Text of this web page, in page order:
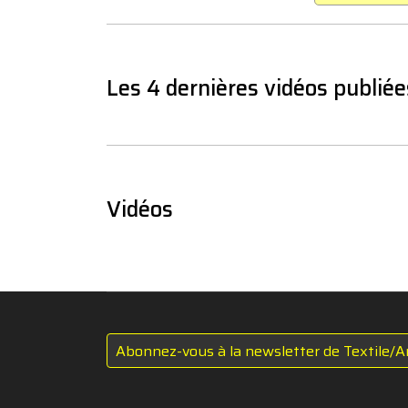
Les 4 dernières vidéos
Vidéos
Abonnez-vous à la newsletter de Textile/